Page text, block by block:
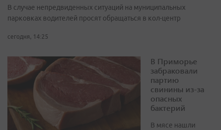
В случае непредвиденных ситуаций на муниципальных
парковках водителей просят обращаться в кол-центр
сегодня, 14:25
В Приморье
забраковали
партию
свинины из-за
опасных
бактерий
В мясе нашли